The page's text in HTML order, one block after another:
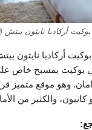
بوكيت أركاديا نايثون
أركاديا نايثون
بوكيت بمسبح خاص
وهو موقع متميز
والكثير من